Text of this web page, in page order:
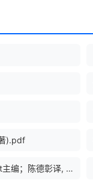
).pdf
简明英语同义词宝库 (（澳）Linsay Knight主编；陈德彰译, Linsay Knight 主编 etc.) (Z-Library).pdf